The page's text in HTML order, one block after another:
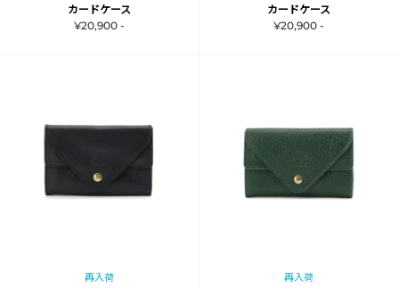
カードケース
¥20,900 -
カードケース
¥20,900 -
再入荷 再入荷